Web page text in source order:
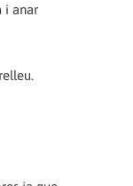
i anar